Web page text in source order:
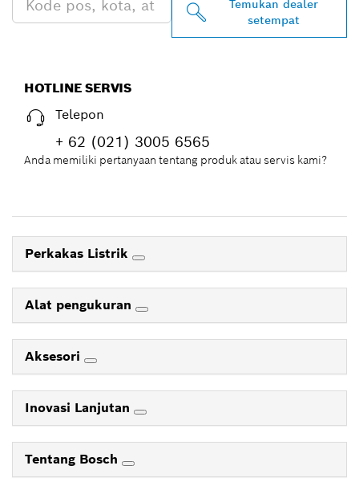
Temukan dealer
setempat
HOTLINE SERVIS
Telepon
+ 62 (021) 3005 6565
Anda memiliki pertanyaan tentang produk atau servis kami?
Perkakas Listrik
Alat pengukuran
Aksesori
Inovasi Lanjutan
Tentang Bosch